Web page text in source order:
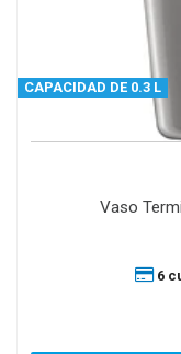
CAPACIDAD DE 0.3 L
Vaso
6